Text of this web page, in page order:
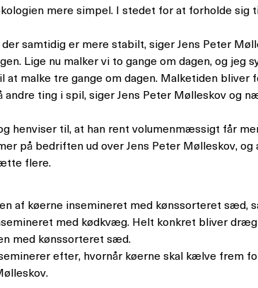
mere simpel. I stedet for at forholde sig
samtidig er mere stabilt, siger Jens Peter
Lige nu malker vi to gange om dagen, og jeg
malke tre gange om dagen. Malketiden bliver
andre ting i spil, siger Jens Peter Mølleskov og
henviser til, at han rent volumenmæssigt får
på bedriften ud over Jens Peter Mølleskov,
flere.
af køerne insemineret med kønssorteret sæd,
med kødkvæg. Helt konkret bliver
med kønssorteret sæd.
efter, hvornår køerne skal kælve frem